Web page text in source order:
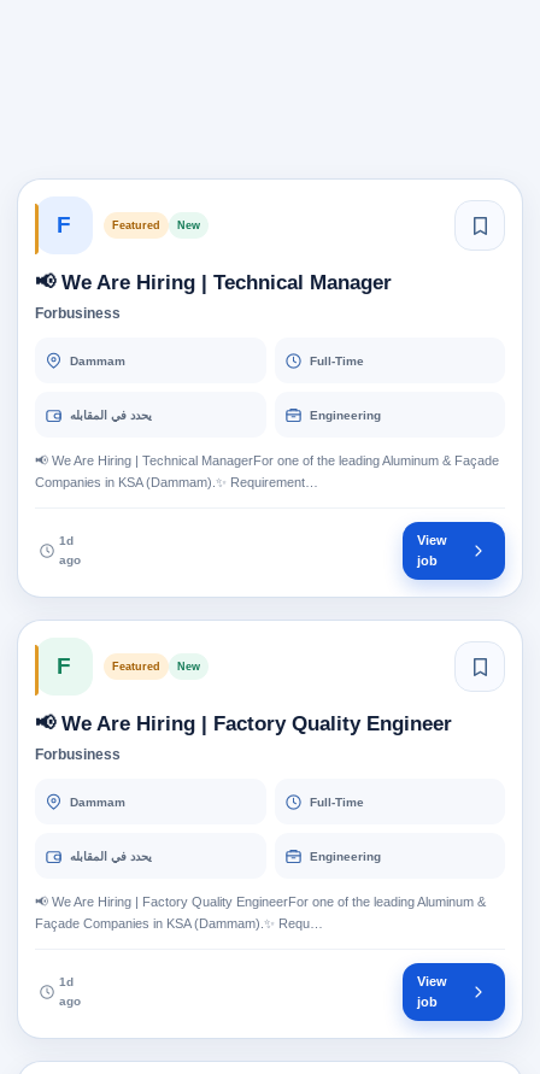
F Featured New
📢 We Are Hiring | Technical Manager
Forbusiness
Dammam Full-Time
يحدد في المقابله Engineering
📢 We Are Hiring | Technical ManagerFor one of the leading Aluminum & Façade
Companies in KSA (Dammam).✨ Requirement…
1d
ago
View
job
F Featured New
📢 We Are Hiring | Factory Quality Engineer
Forbusiness
Dammam Full-Time
يحدد في المقابله Engineering
📢 We Are Hiring | Factory Quality EngineerFor one of the leading Aluminum &
Façade Companies in KSA (Dammam).✨ Requ…
1d
ago
View
job